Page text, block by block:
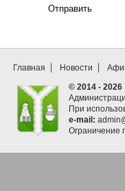
Отправить
Главная Новости
© 2014 - 2026
При
e-mail:
Ограничение